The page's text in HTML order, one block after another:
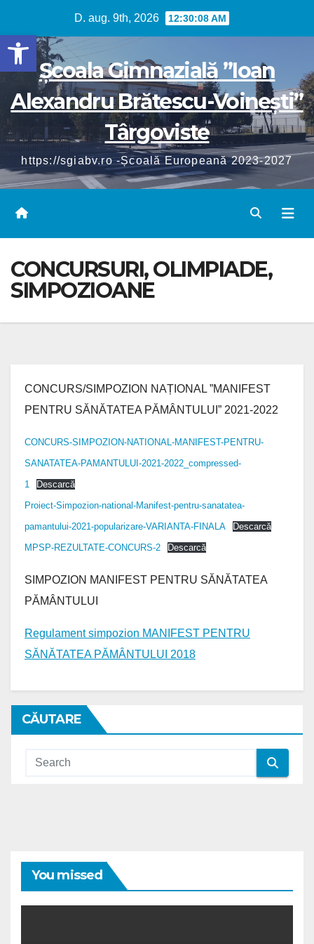
Deschide bara de unelte
content
D. aug. 9th, 2026 12:30:08 AM
Școala Gimnazială ”Ioan
Alexandru Brătescu-Voinești”
Târgoviste
https://sgiabv.ro -Școală Europeană 2023-2027
CONCURSURI, OLIMPIADE,
SIMPOZIOANE
CONCURS/SIMPOZION NAȚIONAL ”MANIFEST
PENTRU SĂNĂTATEA PĂMÂNTULUI” 2021-2022
CONCURS-SIMPOZION-NATIONAL-MANIFEST-PENTRU-
SANATATEA-PAMANTULUI-2021-2022_compressed-
1
Descarcă
Proiect-Simpozion-national-Manifest-pentru-sanatatea-
pamantului-2021-popularizare-VARIANTA-FINALA
Descarcă
MPSP-REZULTATE-CONCURS-2
Descarcă
SIMPOZION MANIFEST PENTRU SĂNĂTATEA
PĂMÂNTULUI
Regulament simpozion MANIFEST PENTRU
SĂNĂTATEA PĂMÂNTULUI 2018
CĂUTARE
You missed